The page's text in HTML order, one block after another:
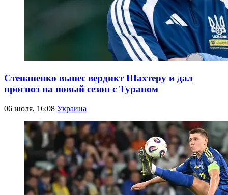
Степаненко вынес вердикт Шахтеру и дал
прогноз на новый сезон с Тураном
06 июля, 16:08 Украина